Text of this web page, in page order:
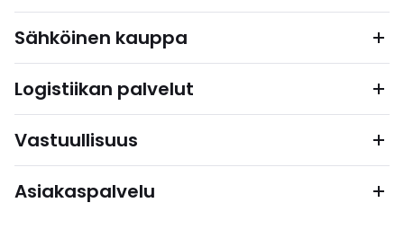
Sähköinen kauppa
Logistiikan palvelut
Vastuullisuus
Asiakaspalvelu